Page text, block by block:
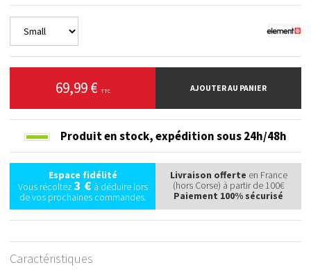
69,99 € TTC AJOUTER AU PANIER
Produit en stock,expédition sous 24h/48h
Espace fidélité
Vous récoltez 3 €à déduire lors
de vos prochaines commandes.
Livraison offerte en France
(hors Corse) à partir de 100€
Paiement 100% sécurisé
Caractéristiques